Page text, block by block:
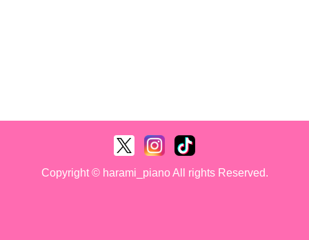
Copyright © harami_piano All rights Reserved.